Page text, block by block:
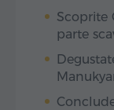
Scoprite
parte